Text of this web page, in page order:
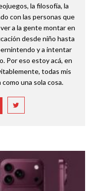
la filosofía, la
con las personas que
a la gente montar en
desde niño hasta
y a intentar
Por eso estoy acá, en
todas mis
una sola cosa.